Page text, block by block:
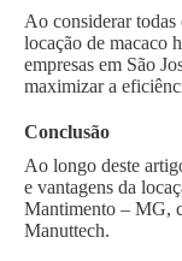
Ao considerar todas
locação de macaco
empresas em São
maximizar a
Conclusão
Ao longo deste
e vantagens da
Mantimento – MG,
Manuttech.